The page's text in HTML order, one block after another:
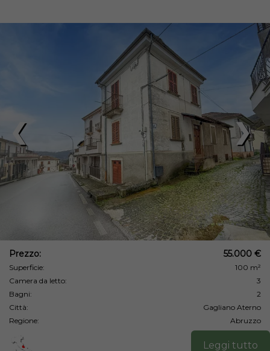
❯
❮
Prezzo: 55.000 €
Superficie:
100 m²
Camera da letto:
3
Bagni:
2
Città:
Gagliano Aterno
Regione:
Abruzzo
Leggi tutto